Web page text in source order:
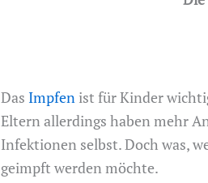
Das Impfen ist für Kinder
Eltern allerdings haben mehr
Infektionen selbst. Doch was,
geimpft werden möchte.